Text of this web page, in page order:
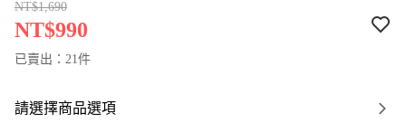
NT$1,690
NT$990
已賣出：21件
請選擇商品選項